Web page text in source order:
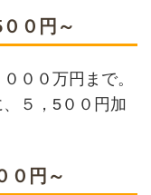
０円～
００万円まで。
５，5００円加
０円～